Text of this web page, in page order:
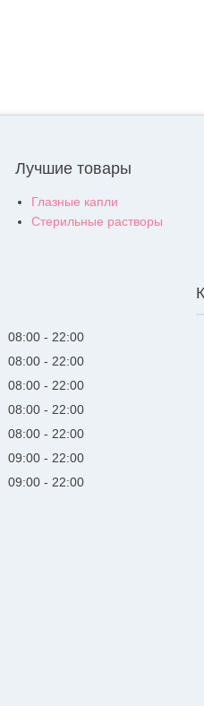
Лучшие товары
Глазные капли
Стерильные растворы
08:00
22:00
08:00
22:00
08:00
22:00
08:00
22:00
08:00
22:00
09:00
22:00
09:00 22:00